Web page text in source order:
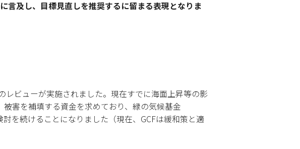
言及し、目標見直しを推奨するに留まる表現となりま
レビューが実施されました。現在すでに海面上昇等の影
害を補填する資金を求めており、緑の気候基金
を続けることになりました（現在、GCFは緩和策と適